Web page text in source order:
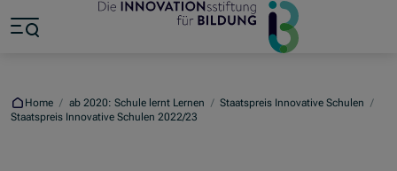
Jump to main content
Home / ab 2020: Schule lernt Lernen / Staatspreis Innovative Schulen /
Staatspreis Innovative Schulen 2022/23